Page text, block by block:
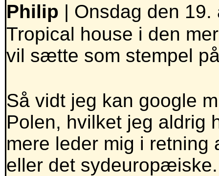
Philip | Onsdag den
Tropical house i den
vil sætte som stempel
Så vidt jeg kan google
Polen, hvilket jeg aldrig
mere leder mig i retning
eller det sydeuropæiske.